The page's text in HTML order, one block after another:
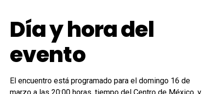
Día y hora del
evento
El encuentro está programado para el domingo 16 de